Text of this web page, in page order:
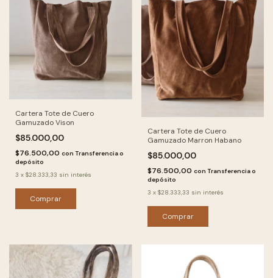
Cartera Tote de Cuero
Gamuzado Vison
$85.000,00
$76.500,00 con Transferencia o
depósito
3 x $28.333,33 sin interés
Cartera Tote de Cuero
Gamuzado Marron Habano
$85.000,00
$76.500,00 con Transferencia o
depósito
3 x $28.333,33 sin interés